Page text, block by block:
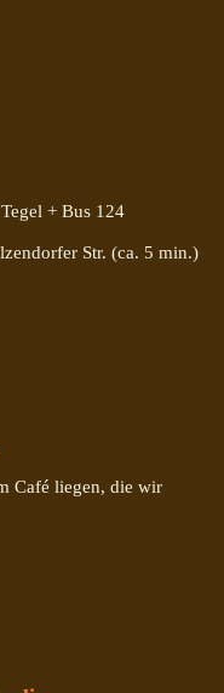
+ Bus 124
Str. (ca. 5 min.)
Café liegen, die wir